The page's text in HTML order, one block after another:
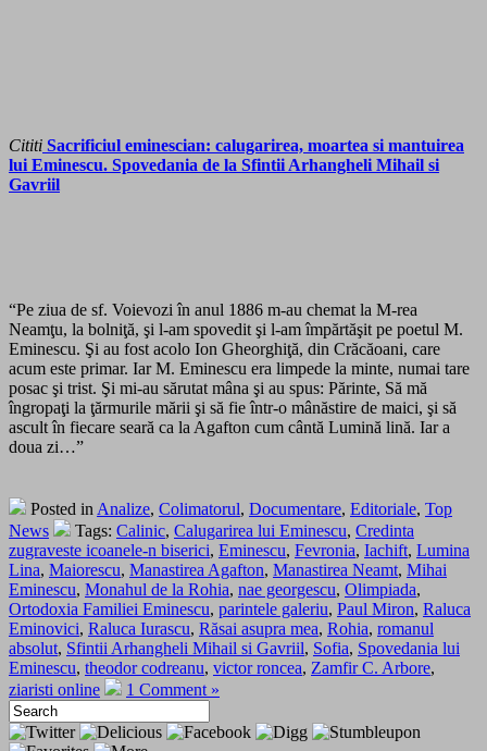
Cititi Sacrificiul eminescian: calugarirea, moartea si mantuirea
lui Eminescu. Spovedania de la Sfintii Arhangheli Mihail si
Gavriil
“Pe ziua de sf. Voievozi în anul 1886 m-au chemat la M-rea
Neamţu, la bolniţă, şi l-am spovedit şi l-am împărtăşit pe poetul M.
Eminescu. Şi au fost acolo Ion Gheorghiţă, din Crăcăoani, care
acum este primar. Iar M. Eminescu era limpede la minte, numai tare
posac şi trist. Şi mi-au sărutat mâna şi au spus: Părinte, Să mă
îngropaţi la ţărmurile mării şi să fie într-o mânăstire de maici, şi să
ascult în fiecare seară ca la Agafton cum cântă Lumină lină. Iar a
doua zi…”
Posted in Analize, Colimatorul, Documentare, Editoriale, Top
News
Tags: Calinic, Calugarirea lui Eminescu, Credinta
zugraveste icoanele-n biserici, Eminescu, Fevronia, Iachift, Lumina
Lina, Maiorescu, Manastirea Agafton, Manastirea Neamt, Mihai
Eminescu, Monahul de la Rohia, nae georgescu, Olimpiada,
Ortodoxia Familiei Eminescu, parintele galeriu, Paul Miron, Raluca
Eminovici, Raluca Iurascu, Răsai asupra mea, Rohia, romanul
absolut, Sfintii Arhangheli Mihail si Gavriil, Sofia, Spovedania lui
Eminescu, theodor codreanu, victor roncea, Zamfir C. Arbore,
ziaristi online
1 Comment »